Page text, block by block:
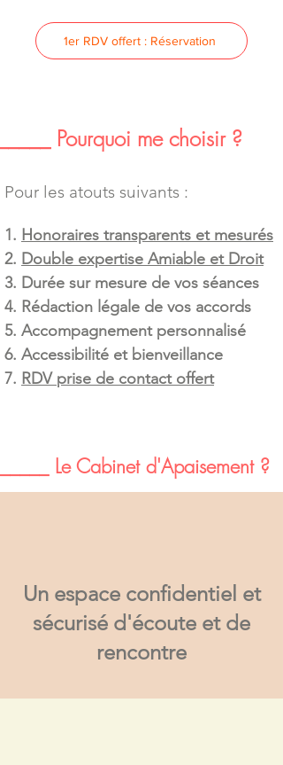
1er RDV offert : Réservation
Pourquoi me choisir ?
Pour les atouts suivants :
1. Honoraires transparents et mesurés
2. Double expertise Amiable et Droit
3. Durée sur mesure de vos séances
4. Rédaction légale de vos accords
5. Accompagnement personnalisé
6. Accessibilité et bienveillance
7. RDV prise de contact offert
_____ Le Cabinet d'Apaisement ?
Un espace confidentiel et
sécurisé d'écoute et de
rencontre